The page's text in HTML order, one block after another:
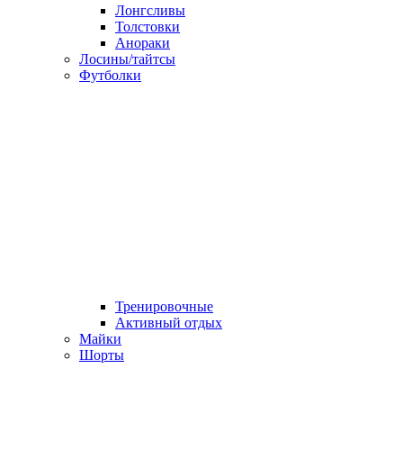
Лонгсливы
Толстовки
Анораки
Лосины/тайтсы
Футболки
Тренировочные
Активный отдых
Майки
Шорты